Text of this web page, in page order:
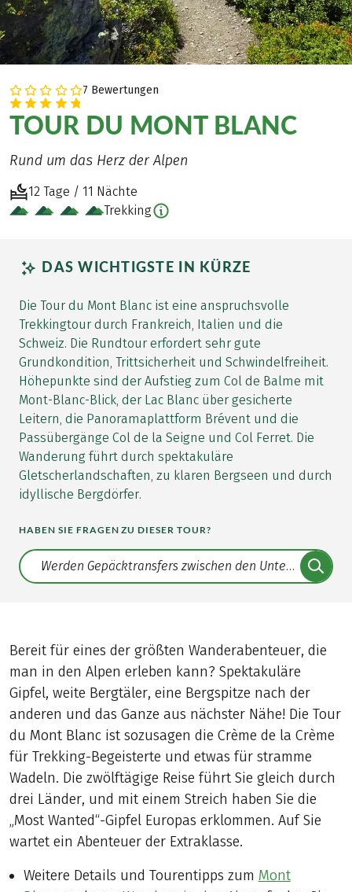
7 Bewertungen
TOUR DU MONT BLANC
Rund um das Herz der Alpen
12 Tage / 11 Nächte
Trekking
DAS WICHTIGSTE IN KÜRZE
Die Tour du Mont Blanc ist eine anspruchsvolle
Trekkingtour durch Frankreich, Italien und die
Schweiz. Die Rundtour erfordert sehr gute
Grundkondition, Trittsicherheit und Schwindelfreiheit.
Höhepunkte sind der Aufstieg zum Col de Balme mit
Mont-Blanc-Blick, der Lac Blanc über gesicherte
Leitern, die Panoramaplattform Brévent und die
Passübergänge Col de la Seigne und Col Ferret. Die
Wanderung führt durch spektakuläre
Gletscherlandschaften, zu klaren Bergseen und durch
idyllische Bergdörfer.
HABEN SIE FRAGEN ZU DIESER TOUR?
Translate: a11y.faq.search
Bereit für eines der größten Wanderabenteuer, die
man in den Alpen erleben kann? Spektakuläre
Gipfel, weite Bergtäler, eine Bergspitze nach der
anderen und das Ganze aus nächster Nähe! Die Tour
du Mont Blanc ist sozusagen die Crème de la Crème
für Trekking-Begeisterte und etwas für stramme
Wadeln. Die zwölftägige Reise führt Sie gleich durch
drei Länder, und mit einem Streich haben Sie die
„Most Wanted“-Gipfel Europas erklommen. Auf Sie
wartet ein Abenteuer der Extraklasse.
Weitere Details und Tourentipps zum Mont